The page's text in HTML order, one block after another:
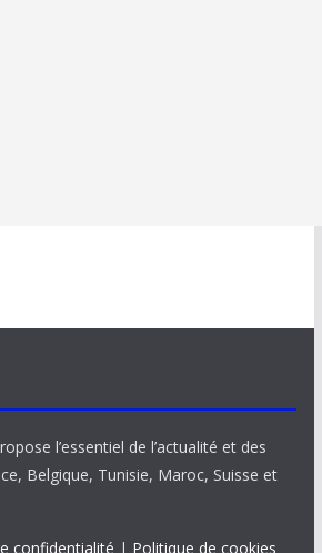
l’essentiel de l’actualité et des
Belgique, Tunisie, Maroc, Suisse et
confidentialité | Politique de cookies